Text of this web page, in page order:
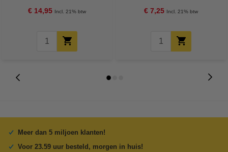
€ 14,95 Incl. 21% btw € 7,25 Incl. 21% btw
Meer dan 5 miljoen klanten!
Voor 23.59 uur besteld, morgen in huis!